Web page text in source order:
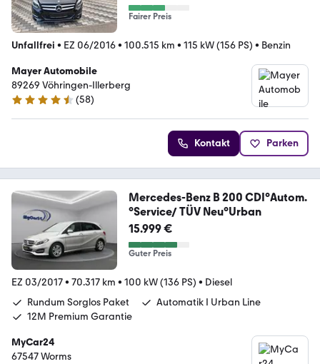
Fairer Preis
Unfallfrei • EZ 06/2016• 100.515 km • 115 kW (156 PS) • Benzin
Mayer Automobile
89269 Vöhringen-Illerberg
4.7 Sterne
(58)
Kontakt Parken
Mercedes-Benz B 200 CDI°Autom.
°Service/ TÜV Neu°Urban
15.999 €
Guter Preis
EZ 03/2017• 70.317 km • 100 kW (136 PS) • Diesel
Rundum Sorglos Paket
Automatik I Urban Line
12M Premium Garantie
MyCar24
67547 Worms